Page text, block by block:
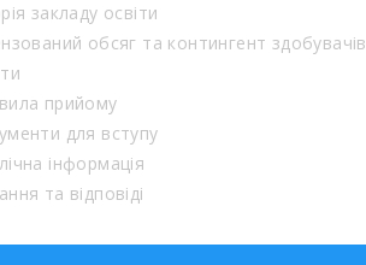
закладу освіти
обсяг та контингент здобувачів
прийому
для вступу
інформація
та відповіді